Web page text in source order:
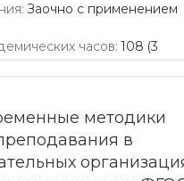
: Заочно с применением
часов: 108 (3
методики
в